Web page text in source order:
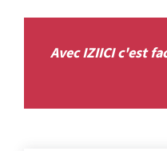
Avec IZIICI c'est